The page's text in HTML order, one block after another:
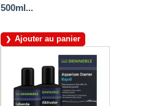
500ml...
Ajouter au panier